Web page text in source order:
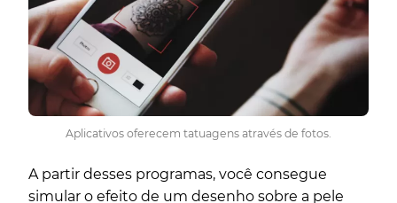
Aplicativos oferecem tatuagens através de fotos.
A partir desses programas, você consegue
simular o efeito de um desenho sobre a pele